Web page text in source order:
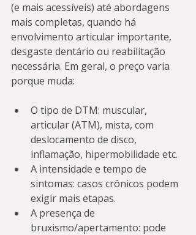
(e mais acessíveis) até abordagens
mais completas, quando há
envolvimento articular importante,
desgaste dentário ou reabilitação
necessária. Em geral, o preço varia
porque muda:
O tipo de DTM: muscular,
articular (ATM), mista, com
deslocamento de disco,
inflamação, hipermobilidade etc.
A intensidade e tempo de
sintomas: casos crônicos podem
exigir mais etapas.
A presença de
bruxismo/apertamento: pode